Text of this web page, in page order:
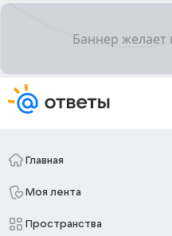
Главная
Моя лента
Пространства